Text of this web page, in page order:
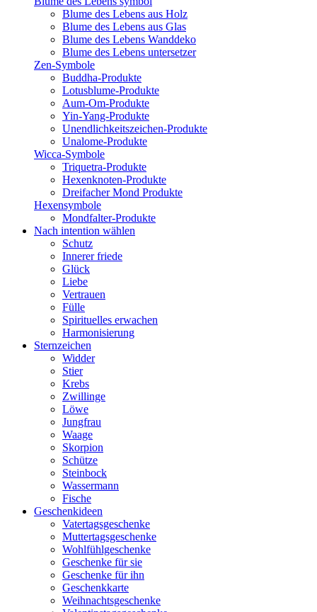
Blume des Lebens aus Holz
Blume des Lebens aus Glas
Blume des Lebens Wanddeko
Blume des Lebens untersetzer
Zen-Symbole
Buddha-Produkte
Lotusblume-Produkte
Aum-Om-Produkte
Yin-Yang-Produkte
Unendlichkeitszeichen-Produkte
Unalome-Produkte
Wicca-Symbole
Triquetra-Produkte
Hexenknoten-Produkte
Dreifacher Mond Produkte
Hexensymbole
Mondfalter-Produkte
Nach intention wählen
Schutz
Innerer friede
Glück
Liebe
Vertrauen
Fülle
Spirituelles erwachen
Harmonisierung
Sternzeichen
Widder
Stier
Krebs
Zwillinge
Löwe
Jungfrau
Waage
Skorpion
Schütze
Steinbock
Wassermann
Fische
Geschenkideen
Vatertagsgeschenke
Muttertagsgeschenke
Wohlfühlgeschenke
Geschenke für sie
Geschenke für ihn
Geschenkkarte
Weihnachtsgeschenke